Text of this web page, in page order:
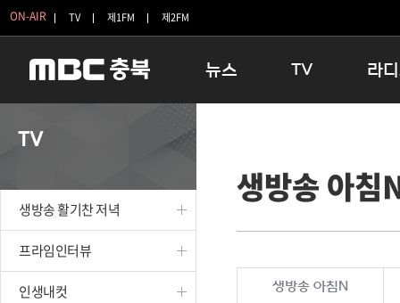
ON-AIR TV 제1FM 제2FM
뉴스
보은
TV
인생내컷
테마기행 길
시청자 FLEX
특집프로그램
라
16:00
우리 고
TV
생방송 활기찬 저녁
프라임인터뷰
인생내컷
생방송 아침
생방송 아침N